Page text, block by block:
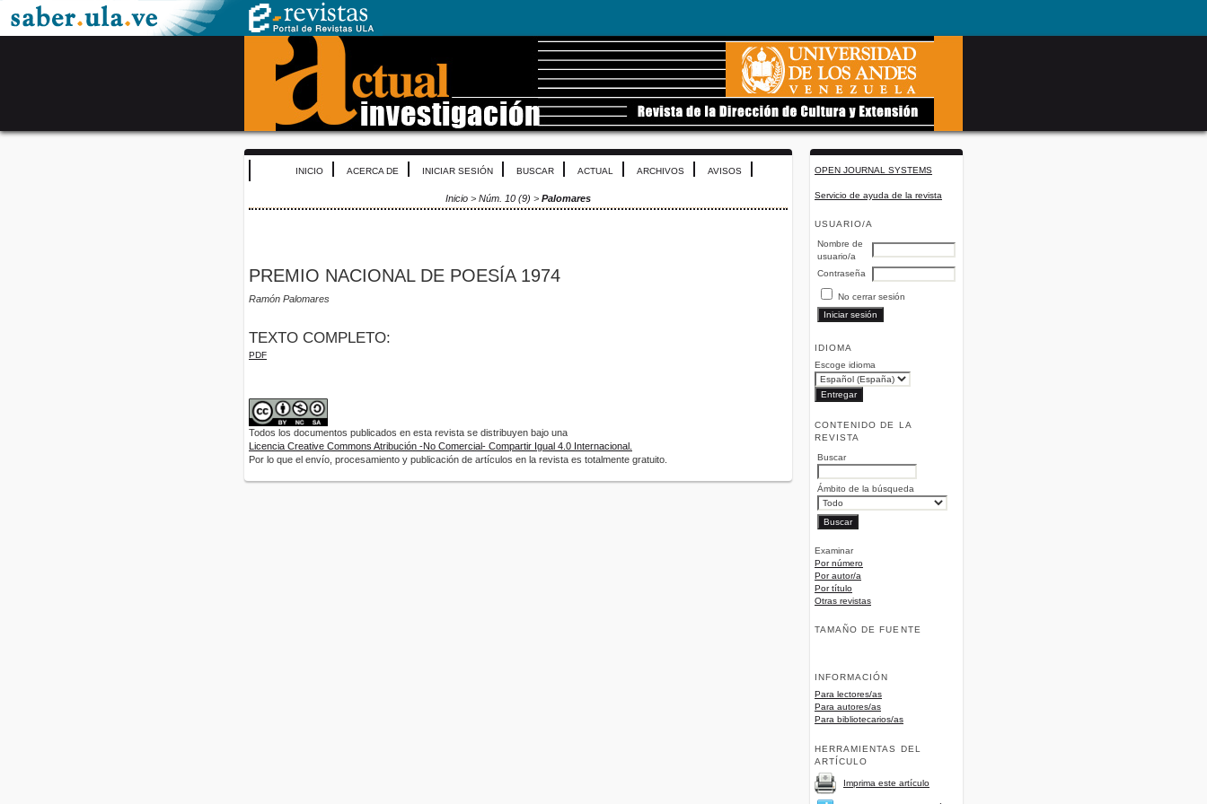
OPEN JOURNAL SYSTEMS
Servicio de ayuda de la revista
USUARIO/A
Nombre de
usuario/a
Contraseña
No cerrar sesión
IDIOMA
Escoge idioma
CONTENIDO DE LA
REVISTA
Buscar
Ámbito de la búsqueda
Examinar
Por número
Por autor/a
Por título
Otras revistas
TAMAÑO DE FUENTE
INFORMACIÓN
Para lectores/as
Para autores/as
Para bibliotecarios/as
HERRAMIENTAS DEL
ARTÍCULO
Imprima este artículo
INICIO ACERCA DE INICIAR SESIÓN BUSCAR ACTUAL ARCHIVOS AVISOS
Inicio > Núm. 10 (9) > Palomares
PREMIO NACIONAL DE POESÍA 1974
Ramón Palomares
TEXTO COMPLETO:
PDF
Todos los documentos publicados en esta revista se distribuyen bajo una
Licencia Creative Commons Atribución -No Comercial- Compartir Igual 4.0 Internacional.
Por lo que el envío, procesamiento y publicación de artículos en la revista es totalmente gratuito.